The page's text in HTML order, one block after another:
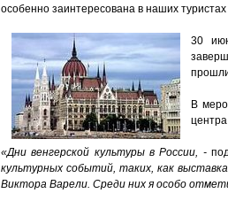
особенно заинтересована в наших
30
В
«Дни венгерской культуры в России, -
культурных событий, таких, как
Виктора Варели. Среди них я особо